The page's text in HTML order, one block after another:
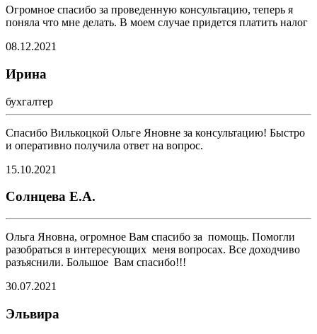
Огромное спасибо за проведенную консультацию, теперь я
поняла что мне делать. В моем случае придется платить налог
08.12.2021
Ирина
бухгалтер
Спасибо Вилькоцкой Ольге Яновне за консультацию! Быстро
и оперативно получила ответ на вопрос.
15.10.2021
Солнцева Е.А.
Ольга Яновна, огромное Вам спасибо за помощь. Помогли
разобраться в интересующих меня вопросах. Все доходчиво
разъяснили. Большое Вам спасибо!!!
30.07.2021
Эльвира